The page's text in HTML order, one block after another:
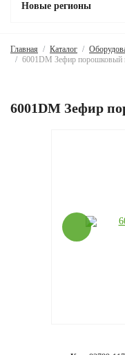
Новые регионы
Главная Каталог
6001DM Зефир порошковый
6001DM Зефир